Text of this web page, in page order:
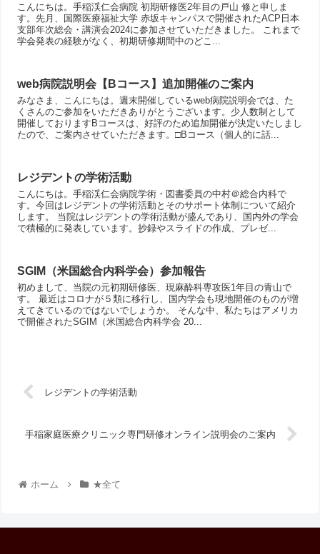
こんにちは。手稲渓仁会病院 初期研修医2年目の戸山 修と申しま
す。先月、国際医療福祉大学 赤坂キャンパスで開催されたACP日本
支部年次総会・講演会2024に参加させていただきました。 これまで
学会発表の経験がなく、初期研修期間中のどこ...
web病院説明会【Bコース】追加開催のご案内
みなさま、こんにちは。週末開催しているweb病院説明会では、た
くさんのご参加をいただきありがとうございます。少人数制として
開催しておりますBコースは、好評のため追加開催が決定いたしまし
たので、ご案内させていただきます。□Bコース（個人的に話...
レジデントの学術活動
こんにちは。手稲渓仁会病院学術・図書委員の中村＠総合内科で
す。今回はレジデントの学術活動とそのサポート体制について紹介
します。 当院はレジデントの学術活動が盛んであり、国内外の学会
で積極的に発表しています。抄録やスライドの作成、プレゼ...
SGIM（米国総合内科学会）参加報告
初めまして、当院の元初期研修医、現麻酔科専攻医1年目の青山で
す。 最近はコロナが５類に移行し、国内学会も現地開催のものが増
えてきているのではないでしょうか。 そんな中、私たちはアメリカ
で開催されたSGIM（米国総合内科学会 20...
レジデントの学術活動
手稲家庭医療クリニック専門研修オンライン説明会のご案内
ホーム ★全て